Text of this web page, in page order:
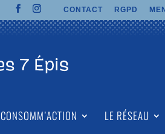
CONTACT RGPD
CONSOMM’ACTION LE RÉSEAU